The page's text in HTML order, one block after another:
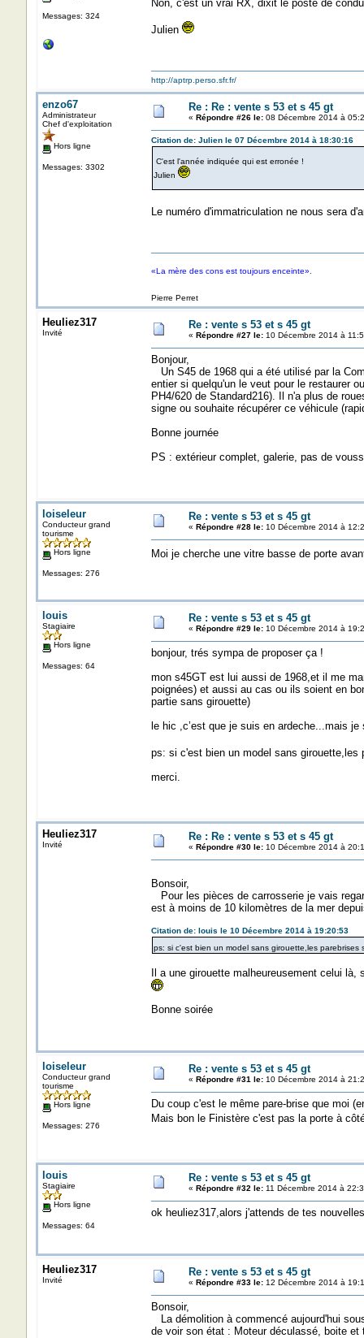
Messages: 324
Non, c'est un vrai RX, dixit le poste de
Julien
http://aptrp.perso.sfr.fr/
enzo67
Administrateur
Chef d'exploitation
Hors ligne
Messages: 3302
Re : Re : vente s 53 et s 45 gt
« Répondre #26 le:08 Décembre 2014 à
Citation de: Julien le 07 Décembre 2014 à 18:30:16
C'est l'année indiquée qui est erronée !
Julien
Le numéro d'immatriculation ne nous sera
«La mère des cons est toujours enceinte».
Pierre Perret
Heuliez317
Invité
Re : vente s 53 et s 45 gt
« Répondre #27 le:10 Décembre 2014 à
Bonjour,
Un S45 de 1968 qui a été utilisé par la
entier si quelqu'un le veut pour le restaurer
PH4/620 de Standard216). Il n'a plus de
signe ou souhaite récupérer ce véhicule
Bonne journée
PS : extérieur complet, galerie, pas de
loiseleur
Conducteur grand
tourisme
Hors ligne
Messages: 276
Re : vente s 53 et s 45 gt
« Répondre #28 le:10 Décembre 2014 à
Moi je cherche une vitre basse de porte
louis
Stagiaire
Hors ligne
Messages: 64
Re : vente s 53 et s 45 gt
« Répondre #29 le:10 Décembre 2014 à
bonjour, trés sympa de proposer ça !
mon s45GT est lui aussi de 1968,et il me
poignées) et aussi au cas ou ils soient en
partie sans girouette)
le hic ,c’est que je suis en ardeche...mais
ps: si c'est bien un model sans
merci.
Heuliez317
Invité
Re : Re : vente s 53 et s 45 gt
« Répondre #30 le:10 Décembre 2014 à
Bonsoir,
Pour les pièces de carrosserie je vais
est à moins de 10 kilomètres de la mer
Citation de: louis le 10 Décembre 2014 à 19:20:53
ps: si c'est bien un model sans girouette,les
Il a une girouette malheureusement celui
Bonne soirée
loiseleur
Conducteur grand
tourisme
Hors ligne
Messages: 276
Re : vente s 53 et s 45 gt
« Répondre #31 le:10 Décembre 2014 à
Du coup c'est le même pare-brise que moi
Mais bon le Finistère c'est pas la porte à
louis
Stagiaire
Hors ligne
Messages: 64
Re : vente s 53 et s 45 gt
« Répondre #32 le:11 Décembre 2014 à
ok heuliez317,alors j'attends de tes
Heuliez317
Invité
Re : vente s 53 et s 45 gt
« Répondre #33 le:12 Décembre 2014 à
Bonsoir,
La démolition à commencé aujourd'hui
de voir son état : Moteur déculassé, boite